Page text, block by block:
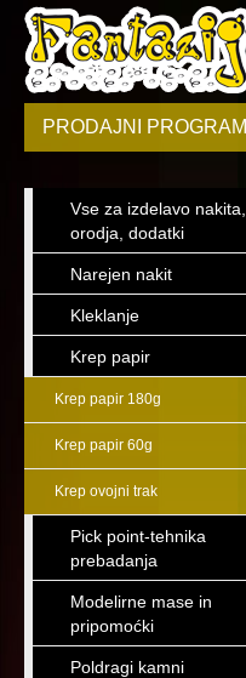
PRODAJNI PROGRAM
Vse za izdelavo nakita,
orodja, dodatki
Narejen nakit
Kleklanje
Krep papir
Krep papir 180g
Krep papir 60g
Krep ovojni trak
Pick point-tehnika
prebadanja
Modelirne mase in
pripomoćki
Poldragi kamni